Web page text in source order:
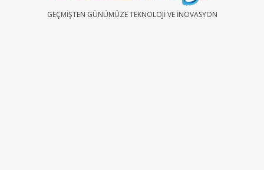
FREEGEÇMIŞTEN GÜNÜMÜZE TEKNOLOJI VE İNOVASYON